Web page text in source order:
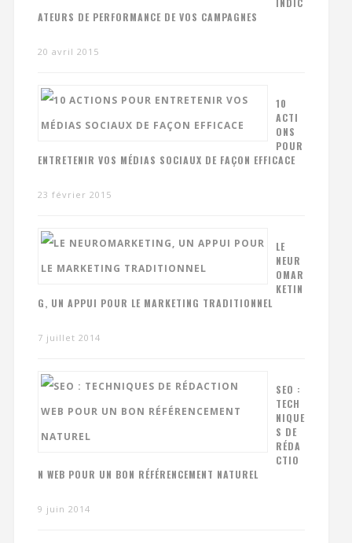
INDIC
ATEURS DE PERFORMANCE DE VOS CAMPAGNES
20 avril 2015
10
ACTI
ONS
POUR
ENTRETENIR VOS MÉDIAS SOCIAUX DE FAÇON EFFICACE
23 février 2015
LE
NEUR
OMAR
KETIN
G, UN APPUI POUR LE MARKETING TRADITIONNEL
7 juillet 2014
SEO :
TECH
NIQUE
S DE
RÉDA
CTIO
N WEB POUR UN BON RÉFÉRENCEMENT NATUREL
9 juin 2014